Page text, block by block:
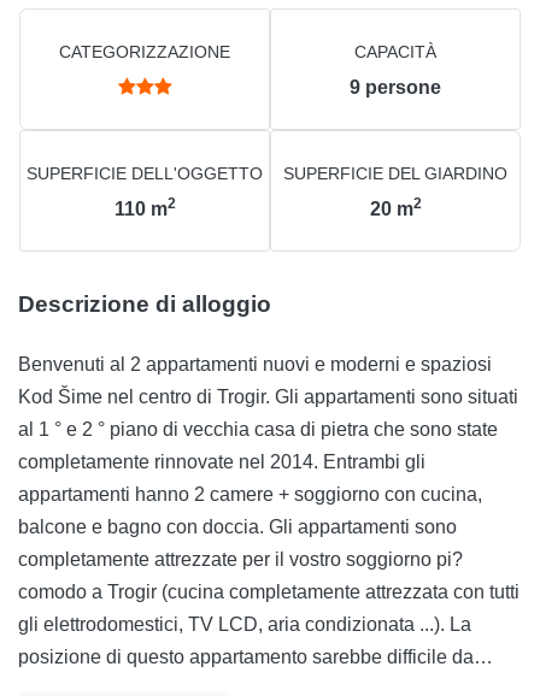
CATEGORIZZAZIONE CAPACITÀ
9 persone
SUPERFICIE DELL'OGGETTO
110 m2
SUPERFICIE DEL GIARDINO
20 m2
Descrizione di alloggio
Benvenuti al 2 appartamenti nuovi e moderni e spaziosi
Kod Šime nel centro di Trogir. Gli appartamenti sono situati
al 1 ° e 2 ° piano di vecchia casa di pietra che sono state
completamente rinnovate nel 2014. Entrambi gli
appartamenti hanno 2 camere + soggiorno con cucina,
balcone e bagno con doccia. Gli appartamenti sono
completamente attrezzate per il vostro soggiorno pi?
comodo a Trogir (cucina completamente attrezzata con tutti
gli elettrodomestici, TV LCD, aria condizionata ...). La
posizione di questo appartamento sarebbe difficile da